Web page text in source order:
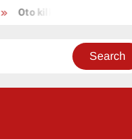
Oto kilka propozycji